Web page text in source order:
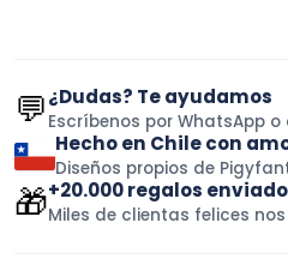
💬¿Dudas? Te ayudamos
Escríbenos por WhatsApp o
Hecho en Chile con
Diseños propios de
🎁+20.000 regalos
Miles de clientas felices